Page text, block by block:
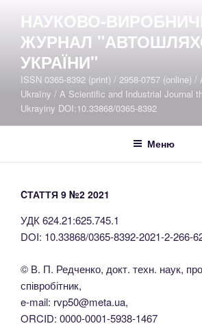
вмісту
НАУКОВО-
ЖУРНАЛ
УКРАЇНИ"
ISSN 0365-8392 (print) / 2958-0757 (online)
Ukraïny / A Scientific and Industrial Journal
Ukrayiny DOI:10.33868/0365-8392
Меню
CТАТТЯ 9 №2 2021
УДК 624.21:625.745.1
DOI: 10.33868/0365-8392-2021-2-266-
© В. П. Редченко, докт. техн. наук,
співробітник,
e-mail: rvp50@meta.ua,
ORCID: 0000-0001-5938-1467